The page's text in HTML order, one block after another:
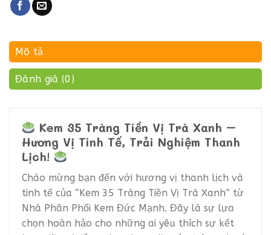
Mô tả
Đánh giá (0)
Kem 35 Tràng Tiền Vị Trà Xanh –
Hương Vị Tinh Tế, Trải Nghiệm Thanh
Lịch!
Chào mừng bạn đến với hương vị thanh lịch và
tinh tế của “Kem 35 Tràng Tiền Vị Trà Xanh” từ
Nhà Phân Phối Kem Đức Mạnh. Đây là sự lựa
chọn hoàn hảo cho những ai yêu thích sự kết